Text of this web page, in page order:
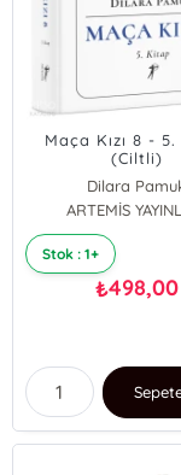
Maça Kızı 8 -
(Ciltli)
Dilara
ARTEMİS
Stok : 1+
₺498,00